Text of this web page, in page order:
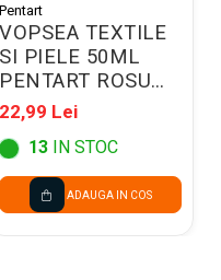
Pentart
VOPSEA TEXTILE
SI PIELE 50ML
PENTART ROSU
34802
22,99 Lei
13 IN STOC
ADAUGA IN COS